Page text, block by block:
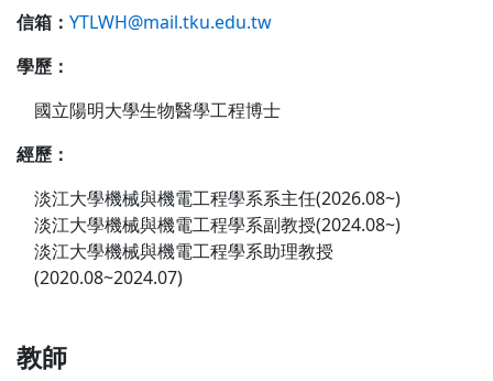
信箱： YTLWH@mail.tku.edu.tw
學歷：
國立陽明大學生物醫學工程博士
經歷：
淡江大學機械與機電工程學系系主任(2026.08~)
淡江大學機械與機電工程學系副教授(2024.08~)
淡江大學機械與機電工程學系助理教授
(2020.08~2024.07)
教師